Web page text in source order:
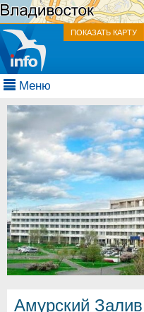
ПОКАЗАТЬ КАРТУ
Меню
Амурский Залив